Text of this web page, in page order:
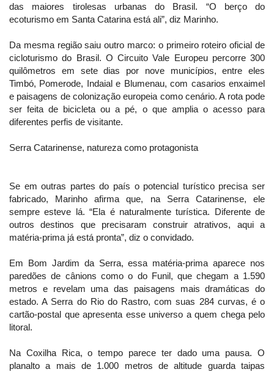
das maiores tirolesas urbanas do Brasil. “O berço do
ecoturismo em Santa Catarina está ali”, diz Marinho.
Da mesma região saiu outro marco: o primeiro roteiro oficial de
cicloturismo do Brasil. O Circuito Vale Europeu percorre 300
quilômetros em sete dias por nove municípios, entre eles
Timbó, Pomerode, Indaial e Blumenau, com casarios enxaimel
e paisagens de colonização europeia como cenário. A rota pode
ser feita de bicicleta ou a pé, o que amplia o acesso para
diferentes perfis de visitante.
Serra Catarinense, natureza como protagonista
Se em outras partes do país o potencial turístico precisa ser
fabricado, Marinho afirma que, na Serra Catarinense, ele
sempre esteve lá. “Ela é naturalmente turística. Diferente de
outros destinos que precisaram construir atrativos, aqui a
matéria-prima já está pronta”, diz o convidado.
Em Bom Jardim da Serra, essa matéria-prima aparece nos
paredões de cânions como o do Funil, que chegam a 1.590
metros e revelam uma das paisagens mais dramáticas do
estado. A Serra do Rio do Rastro, com suas 284 curvas, é o
cartão-postal que apresenta esse universo a quem chega pelo
litoral.
Na Coxilha Rica, o tempo parece ter dado uma pausa. O
planalto a mais de 1.000 metros de altitude guarda taipas